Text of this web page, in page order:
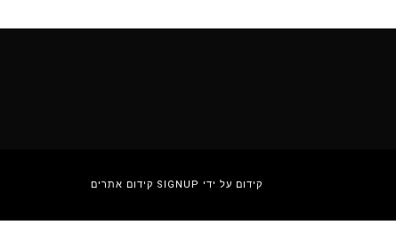
קידום על ידי SIGNUP קידום אתרים